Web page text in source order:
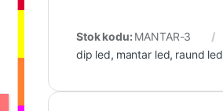
Stok kodu: MANTAR-3
dip led, mantar led, raund led